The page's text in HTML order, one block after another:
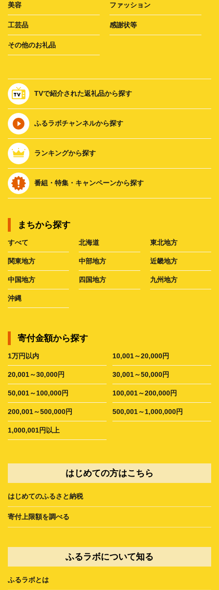
美容 ファッション
工芸品 感謝状等
その他のお礼品
TVで紹介された返礼品から探す
ふるラボチャンネルから探す
ランキングから探す
番組・特集・キャンペーンから探す
まちから探す
すべて 北海道 東北地方
関東地方 中部地方 近畿地方
中国地方 四国地方 九州地方
沖縄
寄付金額から探す
1万円以内 10,001～20,000円
20,001～30,000円 30,001～50,000円
50,001～100,000円 100,001～200,000円
200,001～500,000円 500,001～1,000,000円
1,000,001円以上
はじめての方はこちら
はじめてのふるさと納税
寄付上限額を調べる
ふるラボについて知る
ふるラボとは